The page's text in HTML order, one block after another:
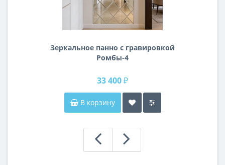
Зеркальное панно с гравировкой
Ромбы-4
33 400 ₽
В корзину